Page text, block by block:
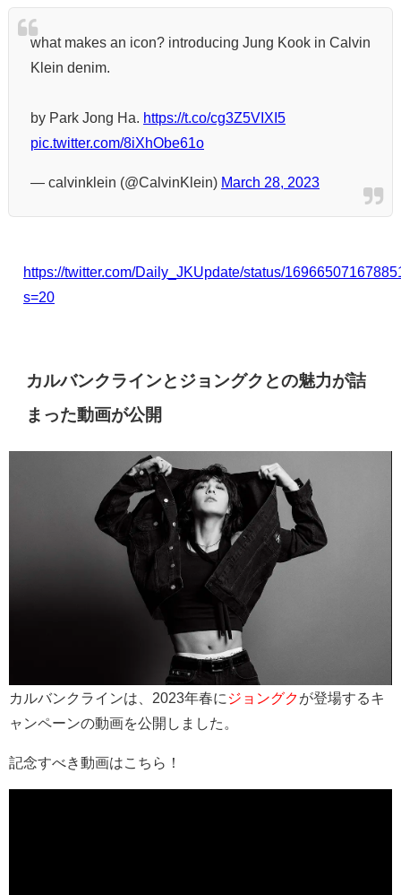
what makes an icon? introducing Jung Kook in Calvin
Klein denim.
by Park Jong Ha. https://t.co/cg3Z5VIXI5
pic.twitter.com/8iXhObe61o
— calvinklein (@CalvinKlein) March 28, 2023
https://twitter.com/Daily_JKUpdate/status/
s=20
カルバンクラインとジョングクとの魅力が詰
まった動画が公開
カルバンクラインは、2023年春に ジョングクが登場するキ
ャンペーンの動画を公開しました。
記念すべき動画はこちら！